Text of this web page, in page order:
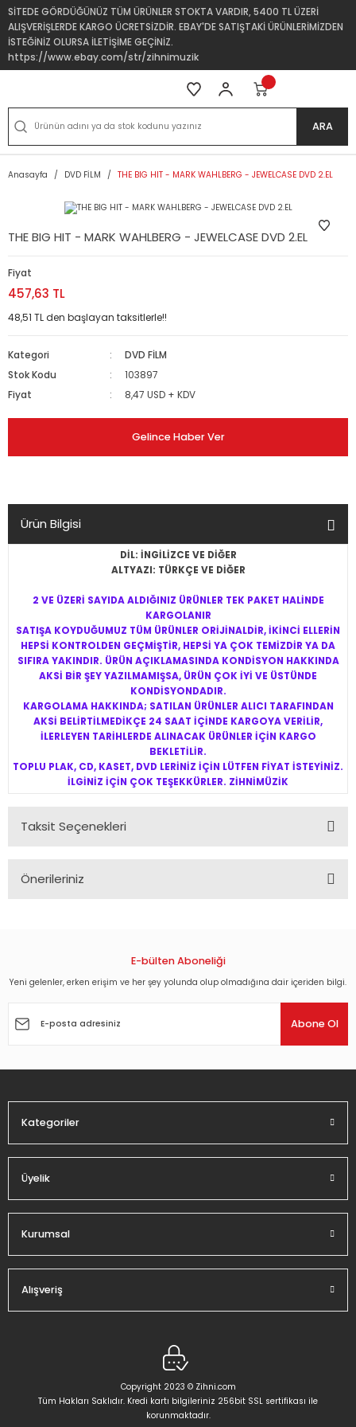
SİTEDE GÖRDÜĞÜNÜZ TÜM ÜRÜNLER STOKTA VARDIR, 5400 TL ÜZERİ
ALIŞVERİŞLERDE KARGO ÜCRETSİZDİR. EBAY'DE SATIŞTAKİ ÜRÜNLERİMİZDEN
İSTEĞİNİZ OLURSA İLETİŞİME GEÇİNİZ.
https://www.ebay.com/str/zihnimuzik
ARA
Anasayfa DVD FİLM THE BIG HIT - MARK WAHLBERG - JEWELCASE DVD 2.EL
THE BIG HIT - MARK WAHLBERG - JEWELCASE DVD 2.EL
Fiyat
457,63 TL
48,51 TL den başlayan taksitlerle!!
Kategori
DVD FİLM
Stok Kodu
103897
Fiyat
8,47 USD + KDV
Gelince Haber Ver
Ürün Bilgisi
DİL: İNGİLİZCE VE DİĞER
ALTYAZI: TÜRKÇE VE DİĞER
2 VE ÜZERİ SAYIDA ALDIĞINIZ ÜRÜNLER TEK PAKET HALİNDE
KARGOLANIR
SATIŞA KOYDUĞUMUZ TÜM ÜRÜNLER ORİJİNALDİR, İKİNCİ ELLERİN
HEPSİ KONTROLDEN GEÇMİŞTİR, HEPSİ YA ÇOK TEMİZDİR YA DA
SIFIRA YAKINDIR. ÜRÜN AÇIKLAMASINDA KONDİSYON HAKKINDA
AKSİ BİR ŞEY YAZILMAMIŞSA, ÜRÜN ÇOK İYİ VE ÜSTÜNDE
KONDİSYONDADIR.
KARGOLAMA HAKKINDA; SATILAN ÜRÜNLER ALICI TARAFINDAN
AKSİ BELİRTİLMEDİKÇE 24 SAAT İÇİNDE KARGOYA VERİLİR,
İLERLEYEN TARİHLERDE ALINACAK ÜRÜNLER İÇİN KARGO
BEKLETİLİR.
TOPLU PLAK, CD, KASET, DVD LERİNİZ İÇİN LÜTFEN FİYAT İSTEYİNİZ.
İLGİNİZ İÇİN ÇOK TEŞEKKÜRLER. ZİHNİMÜZİK
Taksit Seçenekleri
Önerileriniz
Görüş ve önerileriniz için teşekkür ederiz.
Ürün açıklamasında eksik bilgiler bulunuyor.
E-bülten Aboneliği
Yeni gelenler, erken erişim ve her şey yolunda olup olmadığına dair içeriden bilgi.
Abone Ol
Kategoriler
Üyelik
Kurumsal
Alışveriş
Copyright 2023 © Zihni.com
Tüm Hakları Saklıdır. Kredi kartı bilgileriniz 256bit SSL sertifikası ile
korunmaktadır.